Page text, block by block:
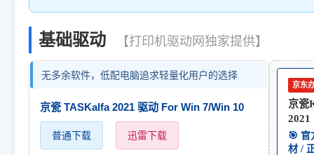
基础驱动 【打印机驱动网独家提供】
无多余软件，低配电脑追求轻量化用户的选择
京瓷 TASKalfa 2021 驱动 For Win 7/Win 10
普通下载 迅雷下载
京东
京瓷
2021
🎯 官
材 /